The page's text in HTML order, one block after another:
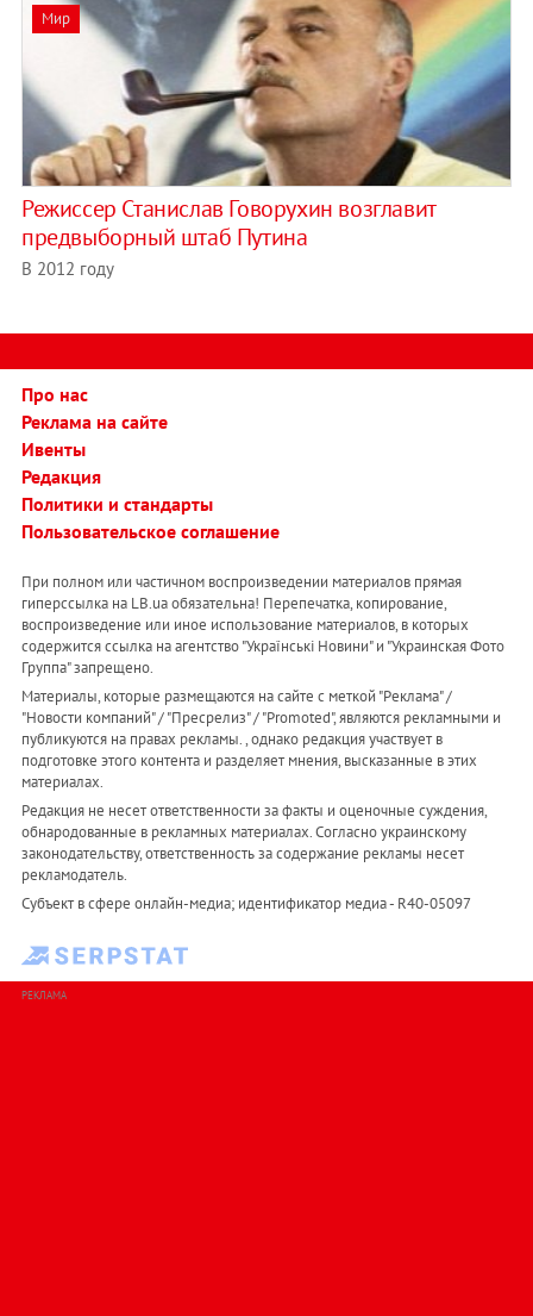
Мир
Режиссер Станислав Говорухин возглавит
предвыборный штаб Путина
В 2012 году
Про нас
Реклама на сайте
Ивенты
Редакция
Политики и стандарты
Пользовательское соглашение
При полном или частичном воспроизведении материалов прямая
гиперссылка на LB.ua обязательна! Перепечатка, копирование,
воспроизведение или иное использование материалов, в которых
содержится ссылка на агентство "Українськi Новини" и "Украинская Фото
Группа" запрещено.
Материалы, которые размещаются на сайте с меткой "Реклама" /
"Новости компаний" / "Пресрелиз" / "Promoted", являются рекламными и
публикуются на правах рекламы. , однако редакция участвует в
подготовке этого контента и разделяет мнения, высказанные в этих
материалах.
Редакция не несет ответственности за факты и оценочные суждения,
обнародованные в рекламных материалах. Согласно украинскому
законодательству, ответственность за содержание рекламы несет
рекламодатель.
Субъект в сфере онлайн-медиа; идентификатор медиа - R40-05097
РЕКЛАМА